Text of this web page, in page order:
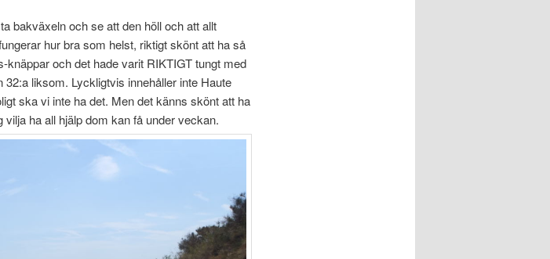
bakväxeln och se att den höll och att allt
hur bra som helst, riktigt skönt att ha så
och det hade varit RIKTIGT tungt med
liksom. Lyckligtvis innehåller inte Haute
ska vi inte ha det. Men det känns skönt att ha
ha all hjälp dom kan få under veckan.